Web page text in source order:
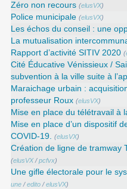
Zéro non recours (elusVX)
Police municipale (elusVX)
Les échos du conseil : une
La mutualisation
Rapport d’activité SITIV 2020 (
Cité Éducative Vénissieux /
subvention à la ville suite à
Maraichage urbain :
professeur Roux (elusVX)
Mise en place du télétravail à
Mise en place d’un dispositif
COVID-19. (elusVX)
Création de ligne de tramway
(elusVX/pcfvx)
Une gifle électorale pour le
une /edito /elusVX)